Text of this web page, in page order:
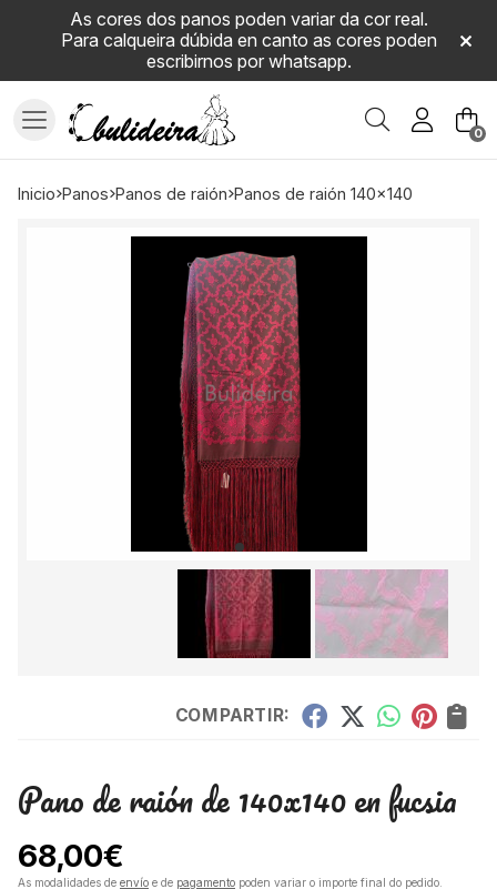
As cores dos panos poden variar da cor real.
Para calqueira dúbida en canto as cores poden
escribirnos por whatsapp.
Buscar 0
inicio panos panos de raión panos de raión 140x140
COMPARTIR:
Pano de raión de 140x140 en fucsia
68,00€
As modalidades de envío e de pagamento poden variar o importe final do pedido.